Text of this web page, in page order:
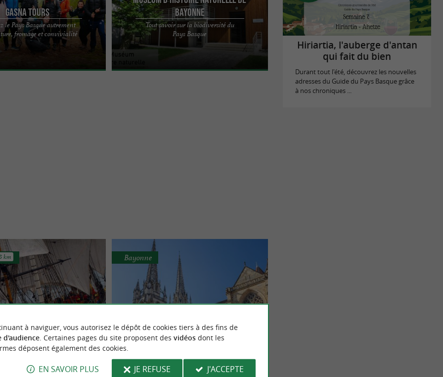
Gasna Tours
le Pays Basque autrement
fromage et convivialité
excursions insolites à vivre
au Pays Basque La
Bayonne
Tout savoir sur la biodiversité du
Pays Basque
Situé au sein de l'espace naturel de la Plaine
d'Ansot, le Muséum d'histoire naturelle de
Bayonne propose tout au ...
le grand carénage
chantier hors du commun
km
de la frégate qui embarqua à
Cathédrale Sainte-Marie de Bayonne
Prieurés
Bayonne
d’œuvre de ...
Hiriartia, l'auberge d'antan
qui fait du bien
Durant tout l'été, découvrez les nouvelles
adresses du Guide du Pays Basque grâce
à nos chroniques ...
à naviguer, vous autorisez le dépôt de cookies tiers à des fins de
d'audience. Certaines pages du site proposent des vidéosdont les
déposent également des cookies.
EN SAVOIR PLUS JE REFUSE J'ACCEPTE